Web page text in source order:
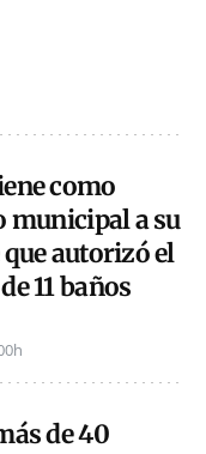
como
municipal a su
autorizó el
11 baños
de 40